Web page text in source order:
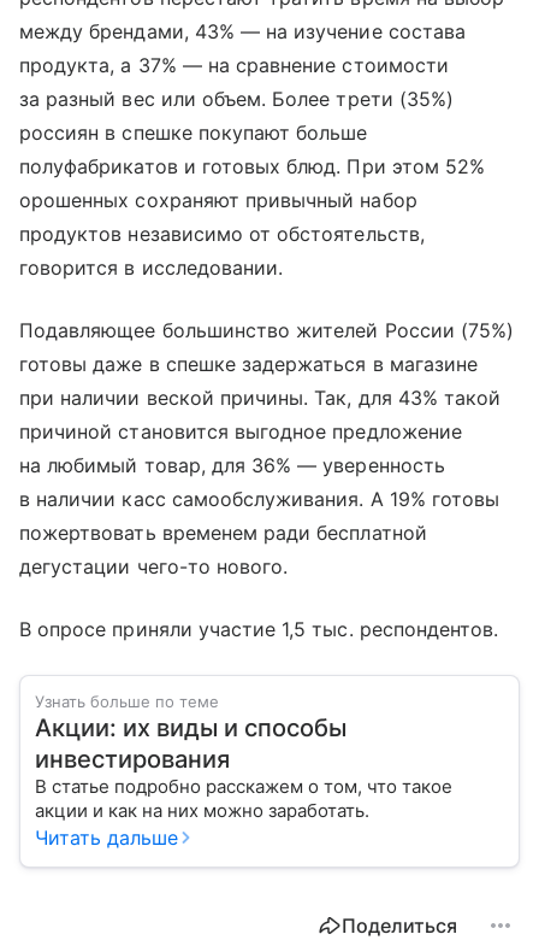
между брендами, 43% — на изучение состава
продукта, а 37% — на сравнение стоимости
за разный вес или объем. Более трети (35%)
россиян в спешке покупают больше
полуфабрикатов и готовых блюд. При этом 52%
орошенных сохраняют привычный набор
продуктов независимо от обстоятельств,
говорится в исследовании.
Подавляющее большинство жителей России (75%)
готовы даже в спешке задержаться в магазине
при наличии веской причины. Так, для 43% такой
причиной становится выгодное предложение
на любимый товар, для 36% — уверенность
в наличии касс самообслуживания. А 19% готовы
пожертвовать временем ради бесплатной
дегустации чего-то нового.
В опросе приняли участие 1,5 тыс. респондентов.
Узнать больше по теме
Акции: их виды и способы
инвестирования
В статье подробно расскажем о том, что такое
акции и как на них можно заработать.
Читать дальше
Поделиться